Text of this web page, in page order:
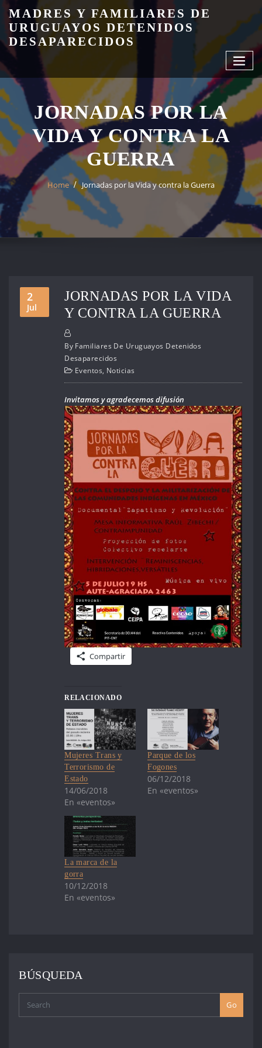
content
MADRES Y FAMILIARES DE
URUGUAYOS DETENIDOS
DESAPARECIDOS
JORNADAS POR LA
VIDA Y CONTRA LA
GUERRA
Home Jornadas por la Vida y contra la Guerra
2
Jul
JORNADAS POR LA VIDA
Y CONTRA LA GUERRA
By Familiares De Uruguayos Detenidos
Desaparecidos
Eventos, Noticias
Invitamos y agradecemos difusión
Compartir
RELACIONADO
Mujeres Trans y
Terrorismo de
Estado
14/06/2018
En «eventos»
Parque de los
Fogones
06/12/2018
En «eventos»
La marca de la
gorra
10/12/2018
En «eventos»
BÚSQUEDA
Go